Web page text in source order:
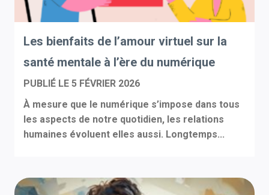
Les bienfaits de l’amour virtuel sur la
santé mentale à l’ère du numérique
PUBLIÉ LE 5 FÉVRIER 2026
À mesure que le numérique s’impose dans tous
les aspects de notre quotidien, les relations
humaines évoluent elles aussi. Longtemps...